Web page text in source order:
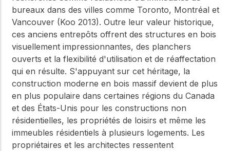
bureaux dans des villes comme Toronto, Montréal et
Vancouver (Koo 2013). Outre leur valeur historique,
ces anciens entrepôts offrent des structures en bois
visuellement impressionnantes, des planchers
ouverts et la flexibilité d'utilisation et de réaffectation
qui en résulte. S'appuyant sur cet héritage, la
construction moderne en bois massif devient de plus
en plus populaire dans certaines régions du Canada
et des États-Unis pour les constructions non
résidentielles, les propriétés de loisirs et même les
immeubles résidentiels à plusieurs logements. Les
propriétaires et les architectes ressentent